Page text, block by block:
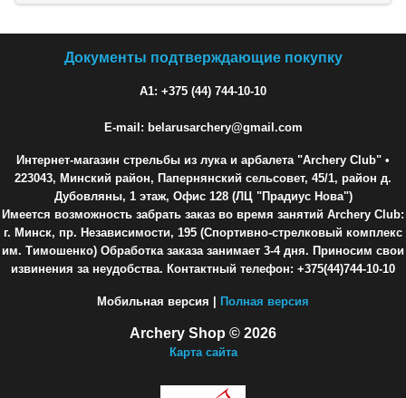
Документы подтверждающие покупку
A1: +375 (44) 744-10-10
E-mail: belarusarchery@gmail.com
Интернет-магазин стрельбы из лука и арбалета "Archery Club" •
223043, Минский район, Папернянский сельсовет, 45/1, район д.
Дубовляны, 1 этаж, Офис 128 (ЛЦ "Прадиус Нова")
Имеется возможность забрать заказ во время занятий Archery Club:
г. Минск, пр. Независимости, 195 (Спортивно-стрелковый комплекс
им. Тимошенко) Обработка заказа занимает 3-4 дня. Приносим свои
извинения за неудобства. Контактный телефон: +375(44)744-10-10
Мобильная версия | Полная версия
Archery Shop © 2026
Карта сайта